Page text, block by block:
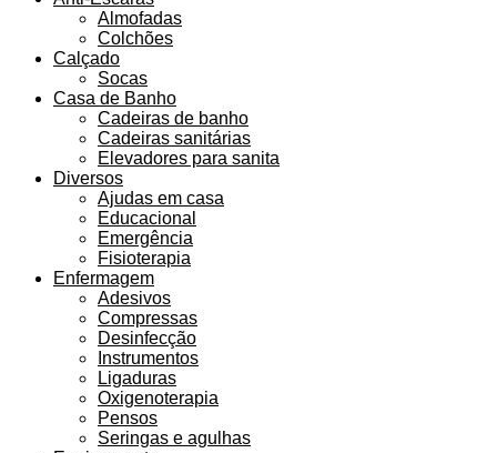
Almofadas
Colchões
Calçado
Socas
Casa de Banho
Cadeiras de banho
Cadeiras sanitárias
Elevadores para sanita
Diversos
Ajudas em casa
Educacional
Emergência
Fisioterapia
Enfermagem
Adesivos
Compressas
Desinfecção
Instrumentos
Ligaduras
Oxigenoterapia
Pensos
Seringas e agulhas